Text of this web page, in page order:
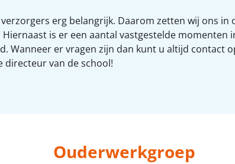
erg belangrijk. Daarom zetten wij ons
is er een aantal vastgestelde momenten
Wanneer er vragen zijn dan kunt u altijd contact
directeur van de school!
Ouderwerkgroep